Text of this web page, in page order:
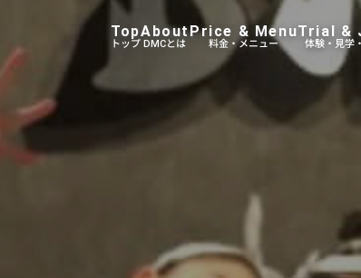
トップ
Top
DMCとは
About
料金・メニュー
Price & Menu
体験・見学
Trial &